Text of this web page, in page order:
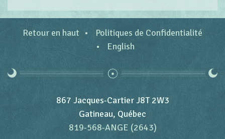
Retour en haut
Politiques de Confidentialité
English
867 Jacques-Cartier J8T 2W3
Gatineau, Québec
819-568-ANGE (2643)